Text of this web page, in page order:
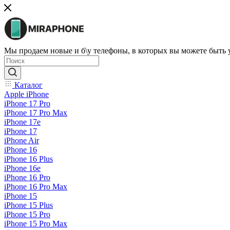
Мы продаем новые и б\у телефоны, в которых вы можете быть
Каталог
Apple iPhone
iPhone 17 Pro
iPhone 17 Pro Max
iPhone 17e
iPhone 17
iPhone Air
iPhone 16
iPhone 16 Plus
iPhone 16e
iPhone 16 Pro
iPhone 16 Pro Max
iPhone 15
iPhone 15 Plus
iPhone 15 Pro
iPhone 15 Pro Max